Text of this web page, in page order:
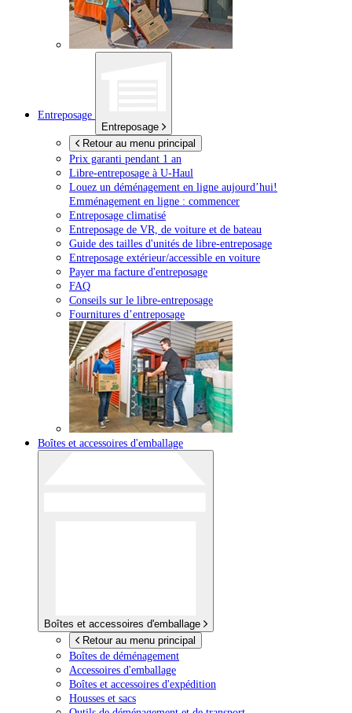
Entreposage
Entreposage
Retour au menu principal
Prix garanti pendant 1 an
Libre-entreposage à U-Haul
Louez un déménagement en ligne aujourd’hui!
Emménagement en ligne : commencer
Entreposage climatisé
Entreposage de VR, de voiture et de bateau
Guide des tailles d'unités de libre-entreposage
Entreposage extérieur/accessible en voiture
Payer ma facture d'entreposage
FAQ
Conseils sur le libre-entreposage
Fournitures d’entreposage
Boîtes et accessoires d'emballage
Boîtes et accessoires d'emballage
Retour au menu principal
Boîtes de déménagement
Accessoires d'emballage
Boîtes et accessoires d'expédition
Housses et sacs